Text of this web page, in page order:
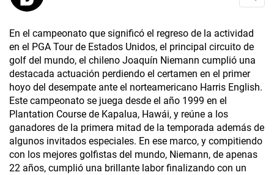
En el campeonato que significó el regreso de la actividad
en el PGA Tour de Estados Unidos, el principal circuito de
golf del mundo, el chileno Joaquín Niemann cumplió una
destacada actuación perdiendo el certamen en el primer
hoyo del desempate ante el norteamericano Harris English.
Este campeonato se juega desde el año 1999 en el
Plantation Course de Kapalua, Hawái, y reúne a los
ganadores de la primera mitad de la temporada además de
algunos invitados especiales. En ese marco, y compitiendo
con los mejores golfistas del mundo, Niemann, de apenas
22 años, cumplió una brillante labor finalizando con un